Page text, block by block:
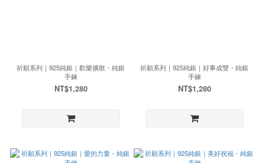
祈願系列｜925純銀｜歡樂擴散・純銀
手鍊
NT$1,280
祈願系列｜925純銀｜好事成雙・純銀
手鍊
NT$1,280